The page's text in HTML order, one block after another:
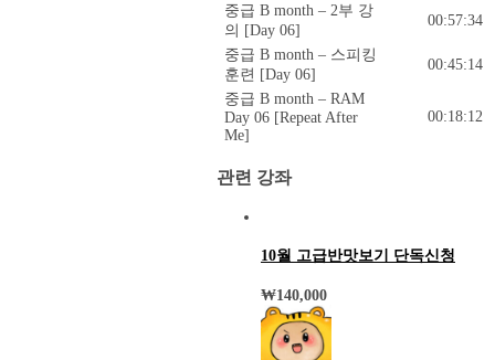
중급 B month – 2부 강
의 [Day 06]
00:57:34
중급 B month – 스피킹
훈련 [Day 06]
00:45:14
중급 B month – RAM
Day 06 [Repeat After
Me]
00:18:12
관련 강좌
10월 고급반맛보기 단독신청
₩140,000